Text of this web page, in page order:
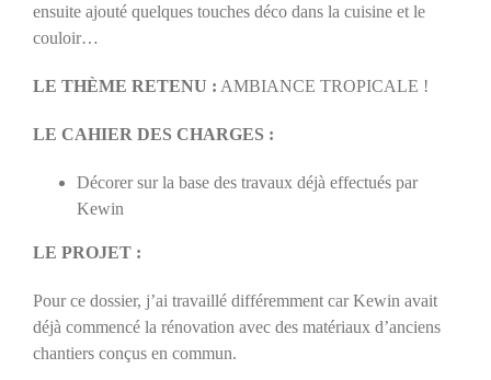
ensuite ajouté quelques touches déco dans la cuisine et le
couloir…
LE THÈME RETENU : AMBIANCE TROPICALE !
LE CAHIER DES CHARGES :
Décorer sur la base des travaux déjà effectués par
Kewin
LE PROJET :
Pour ce dossier, j’ai travaillé différemment car Kewin avait
déjà commencé la rénovation avec des matériaux d’anciens
chantiers conçus en commun.